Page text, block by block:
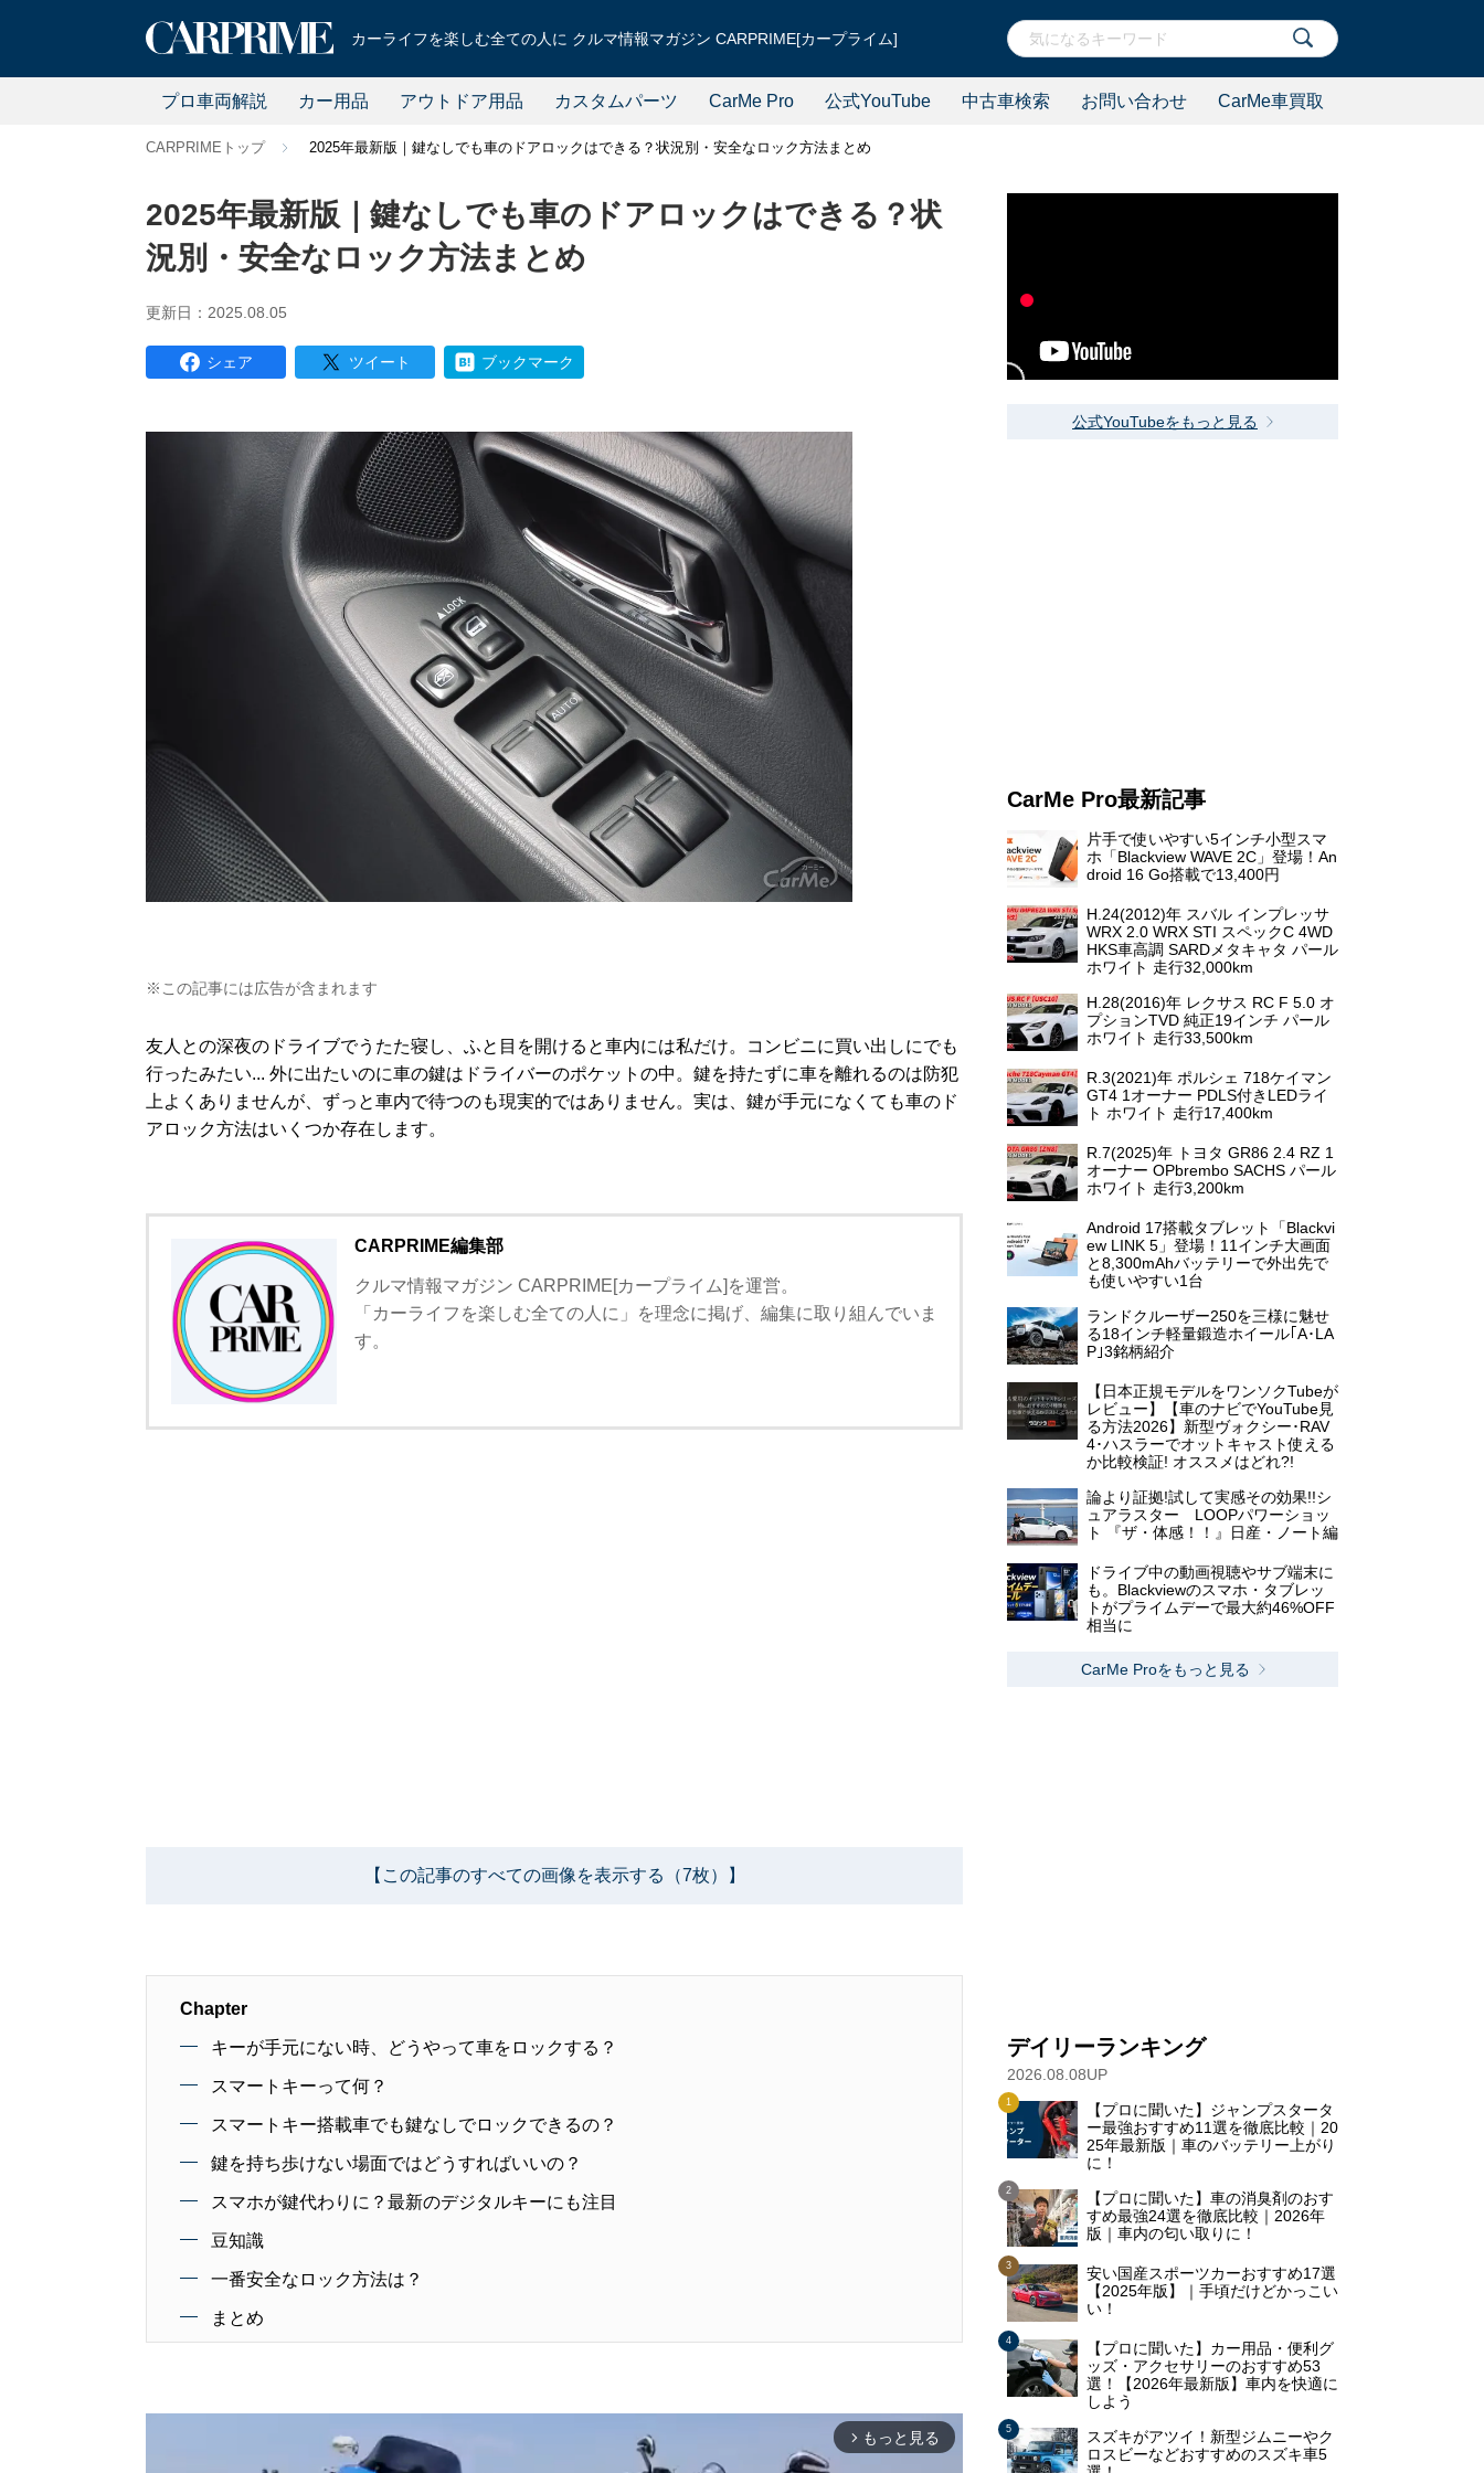
カーライフを楽しむ全ての人に クルマ情報マガジン CARPRIME[カープライム]
プロ車両解説 カー用品 アウトドア用品 カスタムパーツ CarMe Pro 公式YouTube 中古車検索 お問い合わせ CarMe車買取
CARPRIMEトップ 2025年最新版｜鍵なしでも車のドアロックはできる？状況別・安全なロック方法まとめ
2025年最新版｜鍵なしでも車のドアロックはできる？状
況別・安全なロック方法まとめ
更新日：2025.08.05
シェア ツイート ブックマーク
※この記事には広告が含まれます
友人との深夜のドライブでうたた寝し、ふと目を開けると車内には私だけ。コンビニに買い出しにでも
行ったみたい... 外に出たいのに車の鍵はドライバーのポケットの中。鍵を持たずに車を離れるのは防犯
上よくありませんが、ずっと車内で待つのも現実的ではありません。実は、鍵が手元になくても車のド
アロック方法はいくつか存在します。
CARPRIME編集部
クルマ情報マガジン CARPRIME[カープライム]を運営。
「カーライフを楽しむ全ての人に」を理念に掲げ、編集に取り組んでいま
す。
【この記事のすべての画像を表示する（7枚）】
Chapter
キーが手元にない時、どうやって車をロックする？
スマートキーって何？
スマートキー搭載車でも鍵なしでロックできるの？
鍵を持ち歩けない場面ではどうすればいいの？
スマホが鍵代わりに？最新のデジタルキーにも注目
豆知識
一番安全なロック方法は？
まとめ
arrow_forward_ios もっと見る
公式YouTubeをもっと見る
CarMe Pro最新記事
片手で使いやすい5インチ小型スマ
ホ「Blackview WAVE 2C」登場！An
droid 16 Go搭載で13,400円
H.24(2012)年 スバル インプレッサ
WRX 2.0 WRX STI スペックC 4WD
HKS車高調 SARDメタキャタ パール
ホワイト 走行32,000km
H.28(2016)年 レクサス RC F 5.0 オ
プションTVD 純正19インチ パール
ホワイト 走行33,500km
R.3(2021)年 ポルシェ 718ケイマン
GT4 1オーナー PDLS付きLEDライ
ト ホワイト 走行17,400km
R.7(2025)年 トヨタ GR86 2.4 RZ 1
オーナー OPbrembo SACHS パール
ホワイト 走行3,200km
Android 17搭載タブレット「Blackvi
ew LINK 5」登場！11インチ大画面
と8,300mAhバッテリーで外出先で
も使いやすい1台
ランドクルーザー250を三様に魅せ
る18インチ軽量鍛造ホイール｢A･LA
P｣3銘柄紹介
【日本正規モデルをワンソクTubeが
レビュー】【車のナビでYouTube見
る方法2026】新型ヴォクシー･RAV
4･ハスラーでオットキャスト使える
か比較検証! オススメはどれ?!
論より証拠!試して実感その効果!!シ
ュアラスター LOOPパワーショッ
ト 『ザ・体感！！』日産・ノート編
ドライブ中の動画視聴やサブ端末に
も。Blackviewのスマホ・タブレッ
トがプライムデーで最大約46%OFF
相当に
CarMe Proをもっと見る
デイリーランキング
2026.08.08UP
【プロに聞いた】ジャンプスタータ
ー最強おすすめ11選を徹底比較｜20
25年最新版｜車のバッテリー上がり
に！
【プロに聞いた】車の消臭剤のおす
すめ最強24選を徹底比較｜2026年
版｜車内の匂い取りに！
安い国産スポーツカーおすすめ17選
【2025年版】｜手頃だけどかっこい
い！
【プロに聞いた】カー用品・便利グ
ッズ・アクセサリーのおすすめ53
選！【2026年最新版】車内を快適に
しよう
スズキがアツイ！新型ジムニーやク
ロスビーなどおすすめのスズキ車5